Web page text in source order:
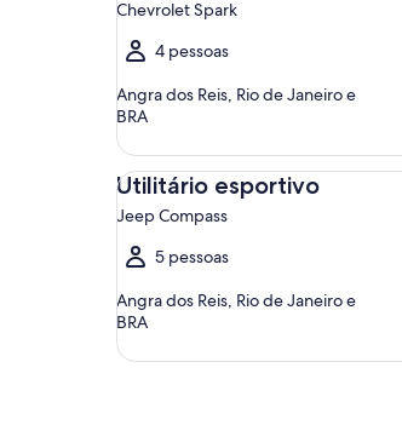
Chevrolet Spark
4 pessoas
Angra dos Reis, Rio de Janeiro e
BRA
Utilitário esportivo
Jeep Compass
5 pessoas
Angra dos Reis, Rio de Janeiro e
BRA
Utilitário esportivo Jeep Compass